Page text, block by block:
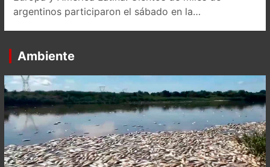
argentinos participaron el sábado en la…
Ambiente